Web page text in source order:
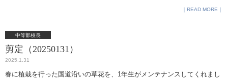
自家用車、タクシーは、御殿山通りに入らないようにお願いいたしま
に到着後、保護者の方も一度は受験室に一緒に行きます。コート等を預
READ MORE
中等部校長
剪定（20250131）
2025.1.31
春に植栽を行った国道沿いの草花を、1年生がメンテナンスしてくれまし